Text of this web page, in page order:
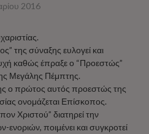
2016
της σύναξης ευλογεί και
καθώς έπραξε ο “Προεστώς”
Μεγάλης Πέμπτης.
ο πρώτος αυτός προεστώς της
ονομάζεται Επίσκοπος.
Χριστού” διατηρεί την
ποιμένει και συγκροτεί